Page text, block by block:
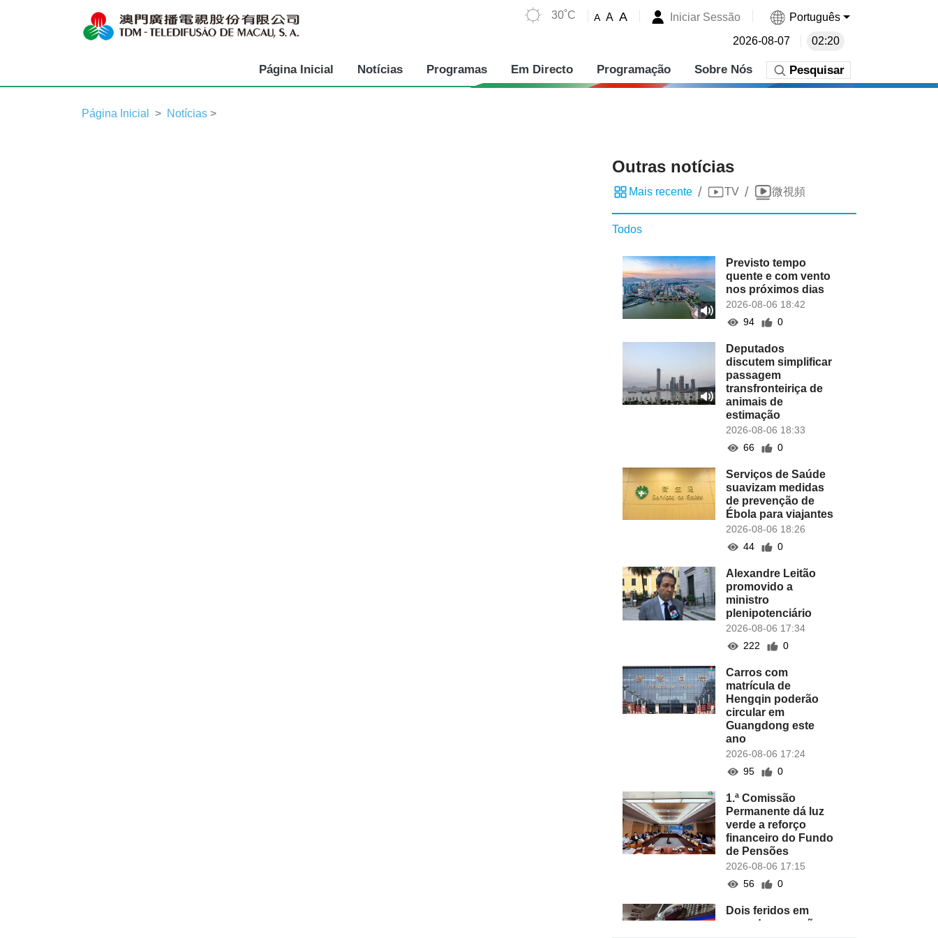
30˚C A A A Iniciar Sessão Português
2026-08-07 02:20
Página Inicial Notícias Programas Em Directo Programação Sobre Nós Pesquisar
Página Inicial Notícias >
Outras notícias
Mais recente / TV / 微視頻
Todos
Previsto tempo
quente e com vento
nos próximos dias
2026-08-06 18:42
94
0
Deputados
discutem simplificar
passagem
transfronteiriça de
animais de
estimação
2026-08-06 18:33
66
0
Serviços de Saúde
suavizam medidas
de prevenção de
Ébola para viajantes
2026-08-06 18:26
44
0
Alexandre Leitão
promovido a
ministro
plenipotenciário
2026-08-06 17:34
222
0
Carros com
matrícula de
Hengqin poderão
circular em
Guangdong este
ano
2026-08-06 17:24
95
0
1.ª Comissão
Permanente dá luz
verde a reforço
financeiro do Fundo
de Pensões
2026-08-06 17:15
56
0
Dois feridos em
caso de agressões